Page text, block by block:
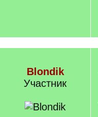
Blondik
Участник